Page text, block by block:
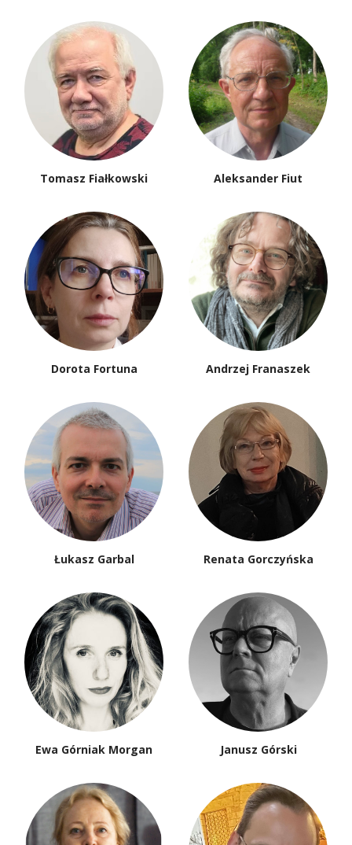
Tomasz Fiałkowski Aleksander Fiut
Dorota Fortuna Andrzej Franaszek
Łukasz Garbal Renata Gorczyńska
Ewa Górniak Morgan Janusz Górski